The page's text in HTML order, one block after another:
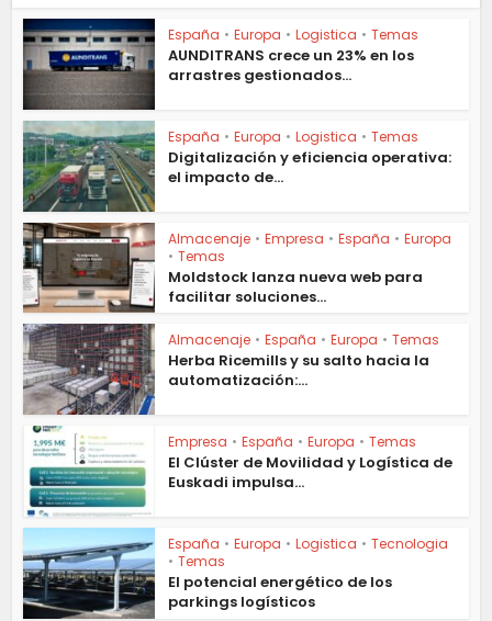
España • Europa • Logistica • Temas
AUNDITRANS crece un 23% en los
arrastres gestionados...
España • Europa • Logistica • Temas
Digitalización y eficiencia operativa:
el impacto de...
Almacenaje • Empresa • España • Europa
• Temas
Moldstock lanza nueva web para
facilitar soluciones...
Almacenaje • España • Europa • Temas
Herba Ricemills y su salto hacia la
automatización:...
Empresa • España • Europa • Temas
El Clúster de Movilidad y Logística de
Euskadi impulsa...
España • Europa • Logistica • Tecnologia
• Temas
El potencial energético de los
parkings logísticos